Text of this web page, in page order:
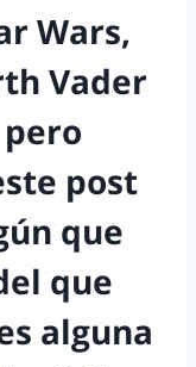
Wars,
Vader
post
que
que
alguna